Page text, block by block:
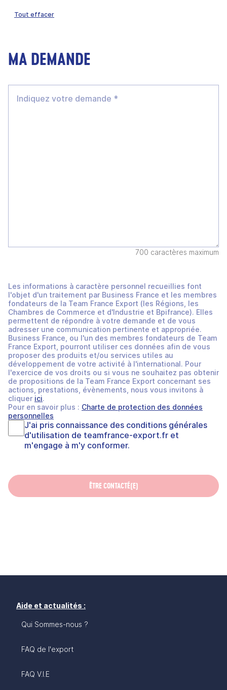
Tout effacer
MA DEMANDE
700 caractères maximum
Les informations à caractère personnel recueillies font
l'objet d'un traitement par Business France et les membres
fondateurs de la Team France Export (les Régions, les
Chambres de Commerce et d'Industrie et Bpifrance). Elles
permettent de répondre à votre demande et de vous
adresser une communication pertinente et appropriée.
Business France, ou l'un des membres fondateurs de Team
France Export, pourront utiliser ces données afin de vous
proposer des produits et/ou services utiles au
développement de votre activité à l'international. Pour
l'exercice de vos droits ou si vous ne souhaitez pas obtenir
de propositions de la Team France Export concernant ses
actions, prestations, évènements, nous vous invitons à
cliquer ici.
Pour en savoir plus : Charte de protection des données
personnelles
J'ai pris connaissance des conditions générales
d'utilisation de teamfrance-export.fr et
m'engage à m'y conformer.
ÊTRE CONTACTÉ(E)
Aide et actualités :
Qui Sommes-nous ?
FAQ de l'export
FAQ V.I.E